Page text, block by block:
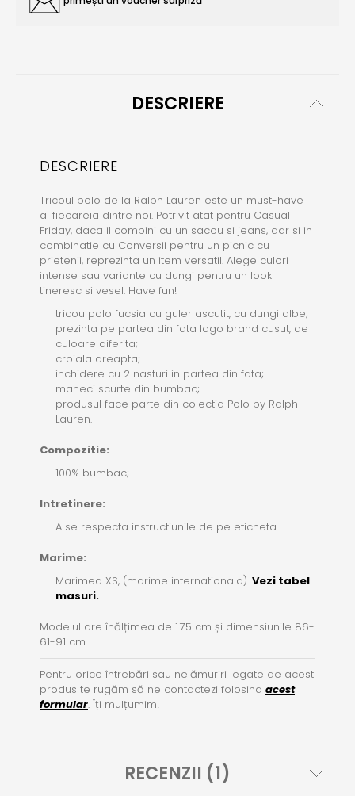
DESCRIERE
DESCRIERE
Tricoul polo de la Ralph Lauren este un must-have
al fiecareia dintre noi. Potrivit atat pentru Casual
Friday, daca il combini cu un sacou si jeans, dar si in
combinatie cu Conversii pentru un picnic cu
prietenii, reprezinta un item versatil. Alege culori
intense sau variante cu dungi pentru un look
tineresc si vesel. Have fun!
tricou polo fucsia cu guler ascutit, cu dungi albe;
prezinta pe partea din fata logo brand cusut, de
culoare diferita;
croiala dreapta;
inchidere cu 2 nasturi in partea din fata;
maneci scurte din bumbac;
produsul face parte din colectia Polo by Ralph
Lauren.
Compozitie:
100% bumbac;
Intretinere:
A se respecta instructiunile de pe eticheta.
Marime:
Marimea XS, (marime internationala). Vezi tabel
masuri.
Modelul are înălțimea de 1.75 cm și dimensiunile 86-
61-91 cm.
Pentru orice întrebări sau nelămuriri legate de acest
produs te rugăm să ne contactezi folosind acest
formular. Îți mulțumim!
RECENZII (1)